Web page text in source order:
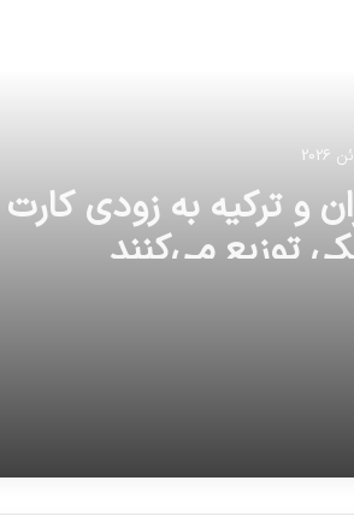
و ترکیه به زودی
توزیع می‌کنند